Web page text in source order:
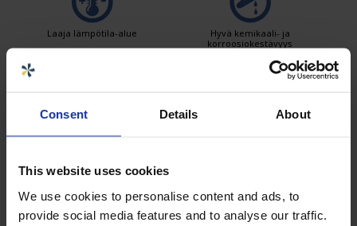
Consent Details About
This website uses cookies
We use cookies to personalise content and ads, to
provide social media features and to analyse our traffic.
Laaja lämpötila-alue
Hyvä kemikaali- ja
korroosiokestävyys
Tiiveystestaus Logistiikkaratkaisut